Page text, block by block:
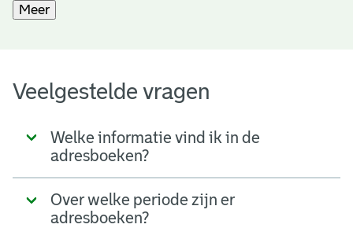
Meer
Veelgestelde vragen
Welke informatie vind ik in de
adresboeken?
Over welke periode zijn er
adresboeken?